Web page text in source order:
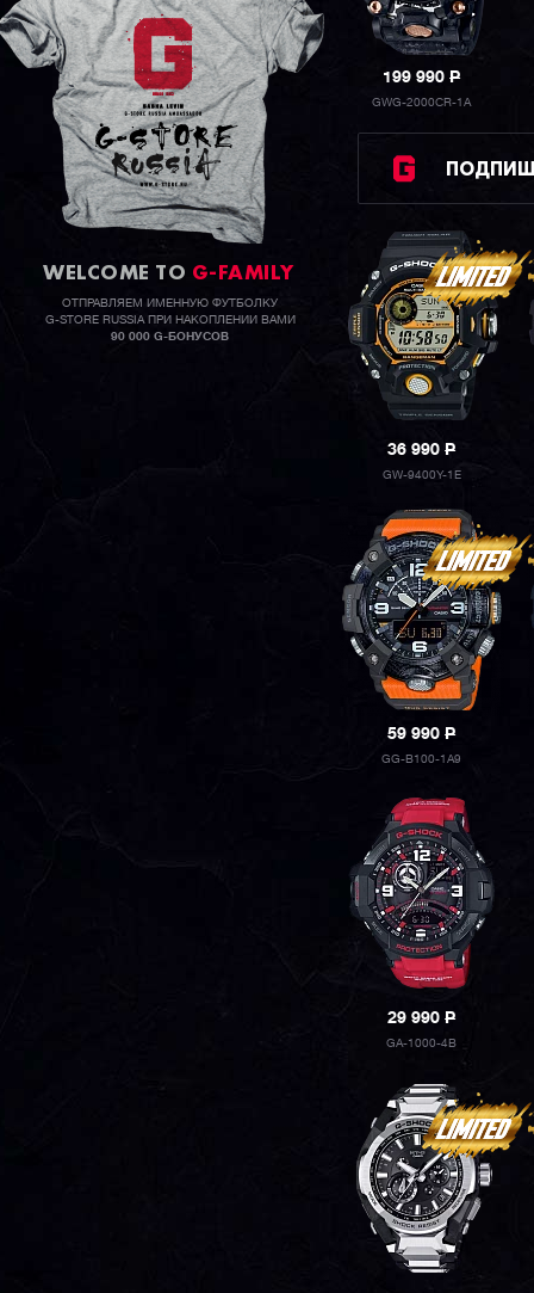
WELCOME TO G-FAMILY
ОТПРАВЛЯЕМ ИМЕННУЮ ФУТБОЛКУ
G-STORE RUSSIA ПРИ НАКОПЛЕНИИ ВАМИ
90 000 G-БОНУСОВ
199 990P
GWG-2000CR-1A
36 990P
GW-9400Y-1E
59 990P
GG-B100-1A9
29 990P
GA-1000-4B